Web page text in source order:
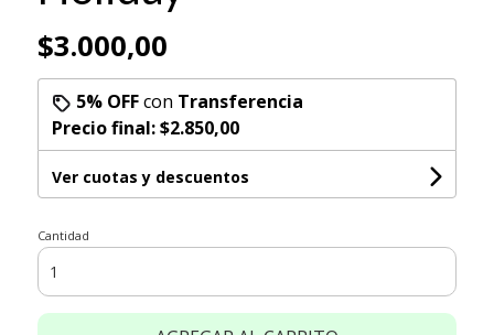
$3.000,00
5% OFFcon Transferencia
Precio final:$2.850,00
Ver cuotas y descuentos
Cantidad